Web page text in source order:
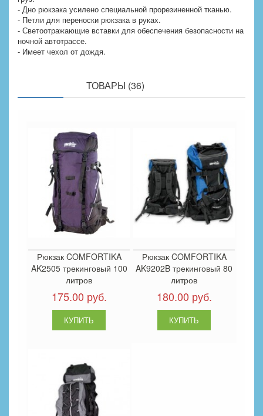
- Дно рюкзака усилено специальной прорезиненной тканью.
- Петли для переноски рюкзака в руках.
- Светоотражающие вставки для обеспечения безопасности на
ночной автотрассе.
- Имеет чехол от дождя.
ТОВАРЫ (36)
Рюкзак COMFORTIKA
AK2505 трекинговый 100
литров
175.00 руб.
Рюкзак COMFORTIKA
AK9202B трекинговый 80
литров
180.00 руб.